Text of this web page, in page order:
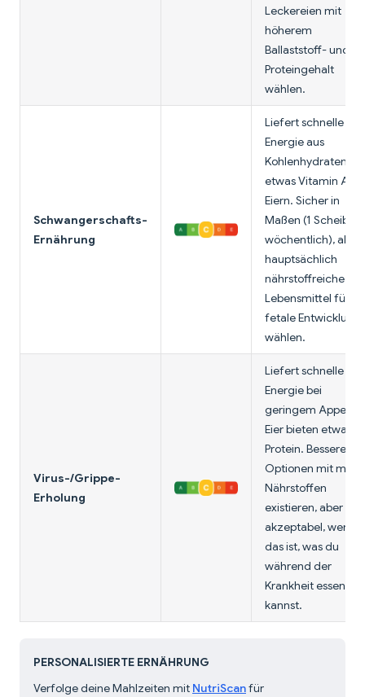
Leckereien mit
höherem
Ballaststoff- und
Proteingehalt
wählen.
Schwangerschafts-
Ernährung
Liefert schnelle
Energie aus
Kohlenhydraten
etwas Vitamin A
Eiern. Sicher in
Maßen (1 Scheibe
wöchentlich), aber
hauptsächlich
nährstoffreiche
Lebensmittel für
fetale Entwicklung
wählen.
Virus-/Grippe-
Erholung
Liefert schnelle
Energie bei
geringem Appetit;
Eier bieten etwas
Protein. Bessere
Optionen mit mehr
Nährstoffen
existieren, aber
akzeptabel, wenn
das ist, was du
während der
Krankheit essen
kannst.
PERSONALISIERTE ERNÄHRUNG
Verfolge deine Mahlzeiten mit NutriScanfür